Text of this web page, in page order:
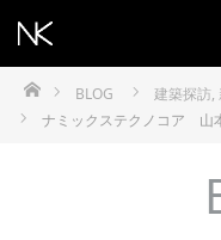
ホームBLOG 建築探訪,
ナミックステクノコア 山